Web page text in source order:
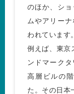
のほか、シ
ムやアリー
われています。
例えば、東京
ンドマーク
高層ビルの
た。その日本